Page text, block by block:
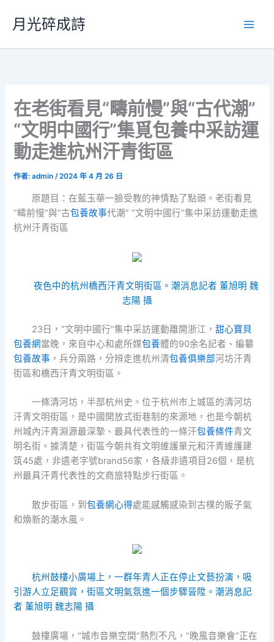
要
月光碎成詩
在老街看見“疇前慢”與“古代潮”
“文明中國行”集覓包養中采訪運
動走進杭州汗青街區
作者:admin/2024 年 4 月 26 日
原題目：在藍玉華一臉受教的神情點了點頭。老街看見
“疇前慢”與“古包養故事代潮” “文明中國行”集中采訪運動走進
杭州汗青街區
夜色中的杭州橋西汗青文明街區。潮消息記者 董旭明 魏
志陽 攝
23日，“文明中國行”集中采訪運動離開浙江， 甜心寶貝
包養網當晚，來自中心和處所媒包養體的90余名記者、編纂
包養故事 ，兵分兩路，分辨走進杭州清包養俱樂部河坊汗青
街區和橋西汗青文明街區。
一條清河坊，半部杭州史。位于杭州市上城區的清河坊
汗青文明街區，是中國開放式街巷制的來源地，也是今朝杭
州城內汗青淵源最深摯、最具代表性的一條汗包養條件青文
明名街。據清楚，街區今朝共有文明維護單元和汗青維護建
筑45處，非遺老字號brand56家，各級非遺項目26個，是杭
州最具汗青代表性的文商旅特點步行街區。
散步街區，到 包養網心得處能感觸感染到古樸的販子氣
和煥新的潮水風。
杭州鼓樓小廣場上，一群年青人正在停止文藝扮演，吸
引游人立足觀賞，街區文明氣氛進一個步驟晉陞。潮消息記
者 董旭明 魏志陽 攝
鼓樓廣場，“城市音樂空間”熱烈不凡，“晚風音樂會”正在